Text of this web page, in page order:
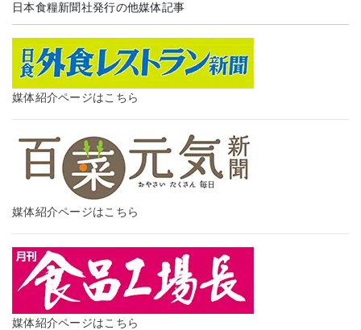
日本食糧新聞社発行の他媒体記事
媒体紹介ページはこちら
媒体紹介ページはこちら
媒体紹介ページはこちら